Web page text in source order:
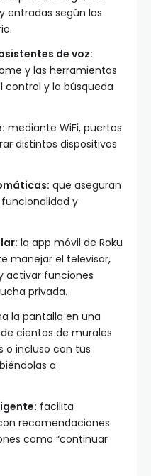
entradas según las
de voz:
y las herramientas
control y la búsqueda
mediante WiFi, puertos
distintos dispositivos
que aseguran
y
la app móvil de Roku
manejar el televisor,
activar funciones
privada.
la pantalla en una
cientos de murales
incluso con tus
a
facilita
recomendaciones
como “continuar